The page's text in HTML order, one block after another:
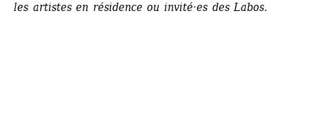
les artistes en résidence ou invité·es des Labos.